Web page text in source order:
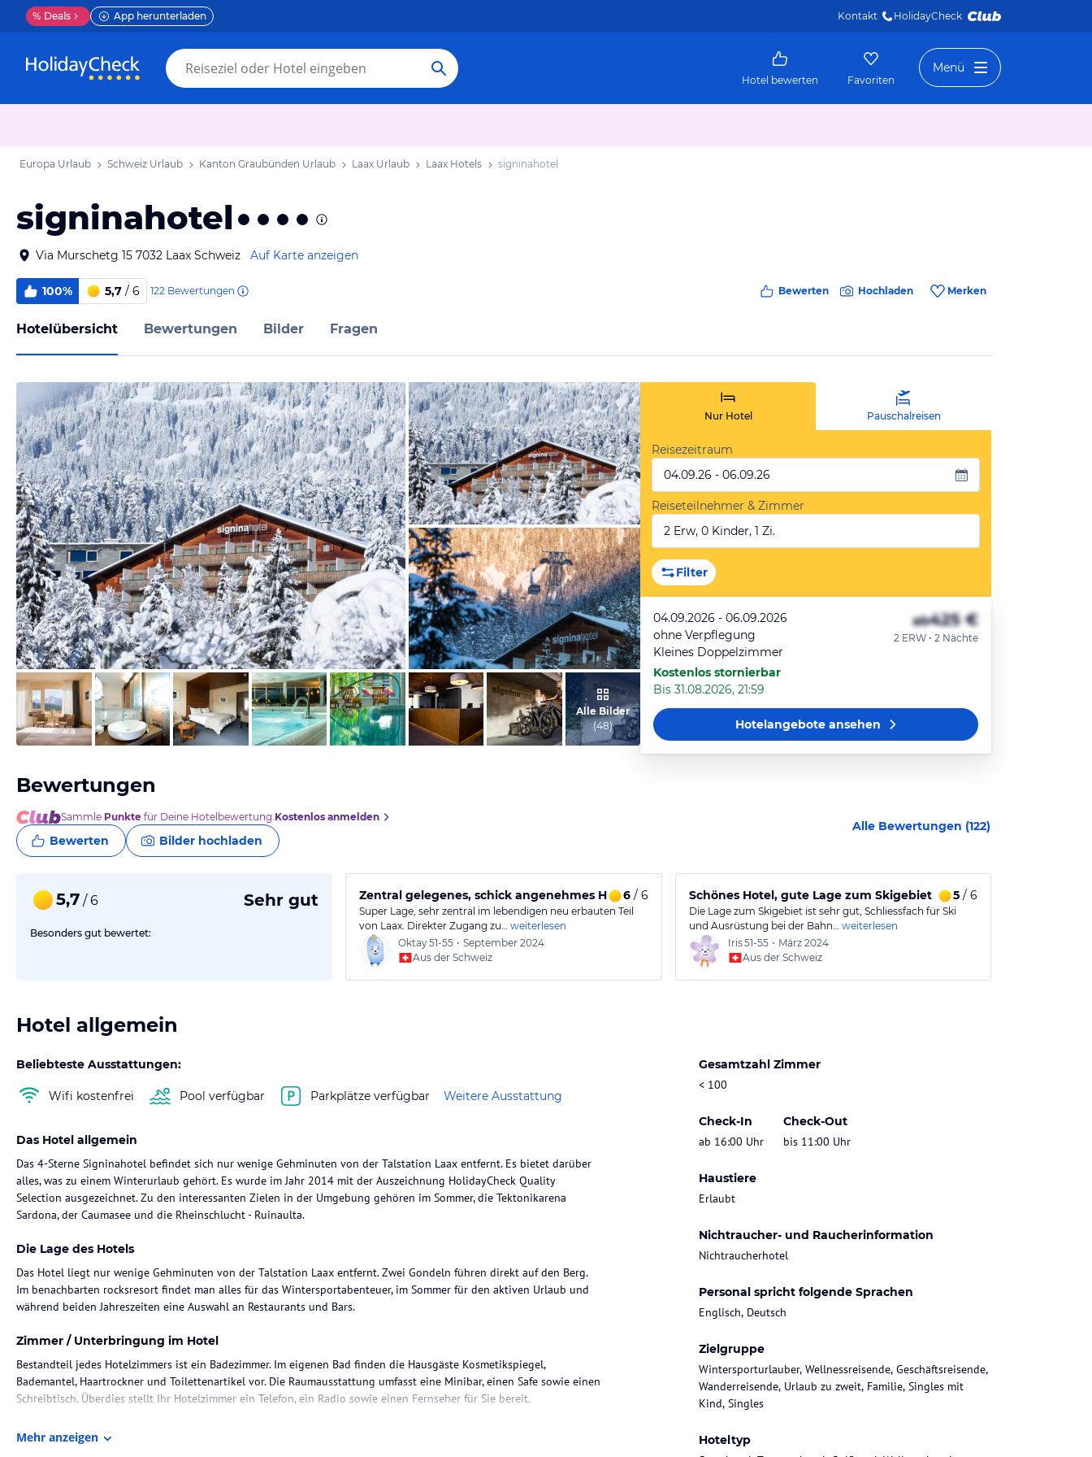
% Deals App herunterladen Kontakt HolidayCheck
Hotel bewerten Favoriten
Menü
Europa Urlaub Schweiz Urlaub Kanton Graubünden Urlaub Laax Urlaub Laax Hotels signinahotel
signinahotel
Via Murschetg 15 7032 Laax Schweiz Auf Karte anzeigen
100% 5,7 / 6 122 Bewertungen Bewerten Hochladen Merken
Hotelübersicht Bewertungen Bilder Fragen
vom Hotelier, Oktober 2020
vom Hotelier, Oktober 2020
vom Hotelier, Oktober 2020 Alle Bilder
(48)
Nur Hotel Pauschalreisen
Reisezeitraum
04.09.26 - 06.09.26
Reiseteilnehmer & Zimmer
2 Erw, 0 Kinder, 1 Zi.
Filter
04.09.2026 - 06.09.2026
ohne Verpflegung
Kleines Doppelzimmer
Kostenlos stornierbar
Bis 31.08.2026, 21:59
ab425 €
2 ERW • 2 Nächte
Hotelangeboteansehen
Bewertungen
Sammle Punkte für Deine Hotelbewertung.Kostenlos anmelden
Bewerten Bilder hochladen
Alle Bewertungen (122)
5,7 / 6 Sehr gut
Besonders gut bewertet:
Zentral gelegenes, schick angenehmes Hotel
6/ 6
Super Lage, sehr zentral im lebendigen neu erbauten Teil
von Laax. Direkter Zugang zu… weiterlesen
Oktay51-55 • September 2024
Aus der Schweiz
Schönes Hotel, gute Lage zum Skigebiet 5/ 6
Die Lage zum Skigebiet ist sehr gut, Schliessfach für Ski
und Ausrüstung bei der Bahn… weiterlesen
Iris51-55 • März 2024
Aus der Schweiz
Hotel allgemein
Beliebteste Ausstattungen:
Wifi kostenfrei Pool verfügbar Parkplätze verfügbar Weitere Ausstattung
Gesamtzahl Zimmer
< 100
Check-In
ab 16:00 Uhr
Check-Out
bis 11:00 Uhr
Haustiere
Erlaubt
Nichtraucher- und Raucherinformation
Nichtraucherhotel
Personal spricht folgende Sprachen
Englisch, Deutsch
Zielgruppe
Wintersporturlauber, Wellnessreisende, Geschäftsreisende,
Wanderreisende, Urlaub zu zweit, Familie, Singles mit
Kind, Singles
Hoteltyp
Das Hotel allgemein
Das 4-Sterne Signinahotel befindet sich nur wenige Gehminuten von der Talstation Laax entfernt. Es bietet darüber
alles, was zu einem Winterurlaub gehört. Es wurde im Jahr 2014 mit der Auszeichnung HolidayCheck Quality
Selection ausgezeichnet. Zu den interessanten Zielen in der Umgebung gehören im Sommer, die Tektonikarena
Sardona, der Caumasee und die Rheinschlucht - Ruinaulta.
Die Lage des Hotels
Das Hotel liegt nur wenige Gehminuten von der Talstation Laax entfernt. Zwei Gondeln führen direkt auf den Berg.
Im benachbarten rocksresort findet man alles für das Wintersportabenteuer, im Sommer für den aktiven Urlaub und
während beiden Jahreszeiten eine Auswahl an Restaurants und Bars.
Zimmer / Unterbringung im Hotel
Bestandteil jedes Hotelzimmers ist ein Badezimmer. Im eigenen Bad finden die Hausgäste Kosmetikspiegel,
Bademantel, Haartrockner und Toilettenartikel vor. Die Raumausstattung umfasst eine Minibar, einen Safe sowie einen
Schreibtisch. Überdies stellt Ihr Hotelzimmer ein Telefon, ein Radio sowie einen Fernseher für Sie bereit.
Gastronomie im Hotel
Mehr anzeigen